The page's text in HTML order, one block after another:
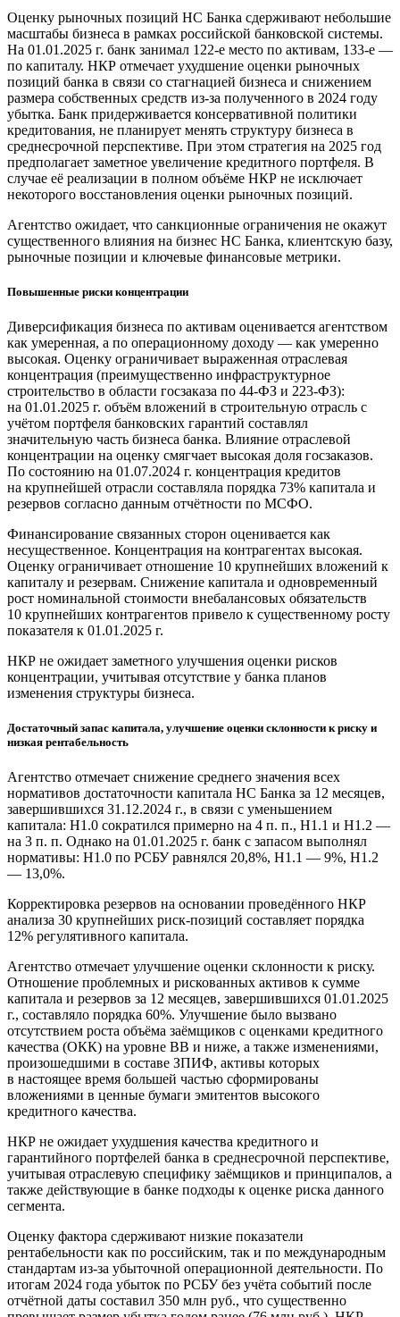
Оценку рыночных позиций НС Банка сдерживают небольшие
масштабы бизнеса в рамках российской банковской системы.
На 01.01.2025 г. банк занимал 122-е место по активам, 133-е —
по капиталу. НКР отмечает ухудшение оценки рыночных
позиций банка в связи со стагнацией бизнеса и снижением
размера собственных средств из-за полученного в 2024 году
убытка. Банк придерживается консервативной политики
кредитования, не планирует менять структуру бизнеса в
среднесрочной перспективе. При этом стратегия на 2025 год
предполагает заметное увеличение кредитного портфеля. В
случае её реализации в полном объёме НКР не исключает
некоторого восстановления оценки рыночных позиций.
Агентство ожидает, что санкционные ограничения не окажут
существенного влияния на бизнес НС Банка, клиентскую базу,
рыночные позиции и ключевые финансовые метрики.
Повышенные риски концентрации
Диверсификация бизнеса по активам оценивается агентством
как умеренная, а по операционному доходу — как умеренно
высокая. Оценку ограничивает выраженная отраслевая
концентрация (преимущественно инфраструктурное
строительство в области госзаказа по 44-ФЗ и 223-ФЗ):
на 01.01.2025 г. объём вложений в строительную отрасль с
учётом портфеля банковских гарантий составлял
значительную часть бизнеса банка. Влияние отраслевой
концентрации на оценку смягчает высокая доля госзаказов.
По состоянию на 01.07.2024 г. концентрация кредитов
на крупнейшей отрасли составляла порядка 73% капитала и
резервов согласно данным отчётности по МСФО.
Финансирование связанных сторон оценивается как
несущественное. Концентрация на контрагентах высокая.
Оценку ограничивает отношение 10 крупнейших вложений к
капиталу и резервам. Снижение капитала и одновременный
рост номинальной стоимости внебалансовых обязательств
10 крупнейших контрагентов привело к существенному росту
показателя к 01.01.2025 г.
НКР не ожидает заметного улучшения оценки рисков
концентрации, учитывая отсутствие у банка планов
изменения структуры бизнеса.
Достаточный запас капитала, улучшение оценки склонности к риску и
низкая рентабельность
Агентство отмечает снижение среднего значения всех
нормативов достаточности капитала НС Банка за 12 месяцев,
завершившихся 31.12.2024 г., в связи с уменьшением
капитала: Н1.0 сократился примерно на 4 п. п., Н1.1 и Н1.2 —
на 3 п. п. Однако на 01.01.2025 г. банк с запасом выполнял
нормативы: Н1.0 по РСБУ равнялся 20,8%, Н1.1 — 9%, Н1.2
— 13,0%.
Корректировка резервов на основании проведённого НКР
анализа 30 крупнейших риск-позиций составляет порядка
12% регулятивного капитала.
Агентство отмечает улучшение оценки склонности к риску.
Отношение проблемных и рискованных активов к сумме
капитала и резервов за 12 месяцев, завершившихся 01.01.2025
г., составляло порядка 60%. Улучшение было вызвано
отсутствием роста объёма заёмщиков с оценками кредитного
качества (ОКК) на уровне ВВ и ниже, а также изменениями,
произошедшими в составе ЗПИФ, активы которых
в настоящее время большей частью сформированы
вложениями в ценные бумаги эмитентов высокого
кредитного качества.
НКР не ожидает ухудшения качества кредитного и
гарантийного портфелей банка в среднесрочной перспективе,
учитывая отраслевую специфику заёмщиков и принципалов, а
также действующие в банке подходы к оценке риска данного
сегмента.
Оценку фактора сдерживают низкие показатели
рентабельности как по российским, так и по международным
стандартам из-за убыточной операционной деятельности. По
итогам 2024 года убыток по РСБУ без учёта событий после
отчётной даты составил 350 млн руб., что существенно